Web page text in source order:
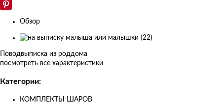
Обзор
Изображения
товаров
Поводвыписка из роддома
посмотреть все характеристики
Категории:
КОМПЛЕКТЫ ШАРОВ